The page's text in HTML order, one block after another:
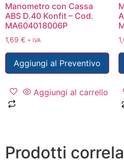
Manometro con Cassa
ABS D.40 Konfit – Cod.
MA604018006P
1,69 € + IVA
Aggiungi al Preventivo
Aggiungi al carrello
Prodotti